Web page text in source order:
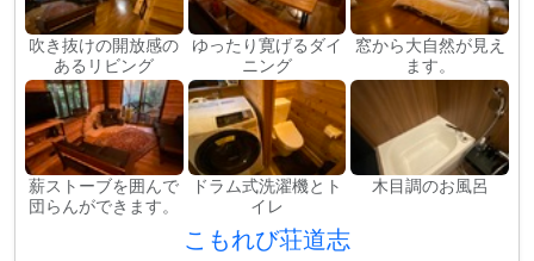
吹き抜けの開放感の
あるリビング
ゆったり寛げるダイ
ニング
窓から大自然が見え
ます。
薪ストーブを囲んで
団らんができます。
ドラム式洗濯機とト
イレ
木目調のお風呂
こもれび荘道志